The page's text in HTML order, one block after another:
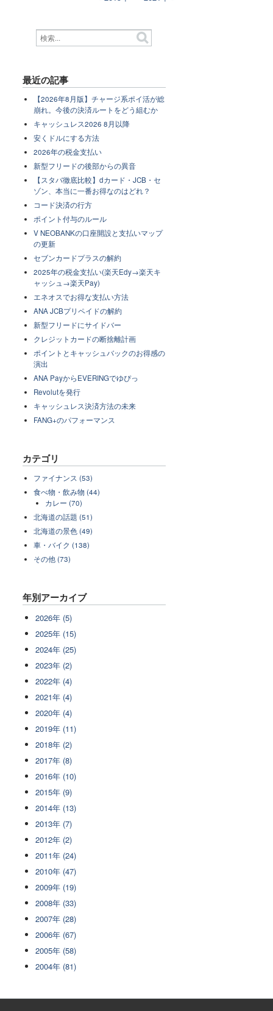
最近の記事
【2026年8月版】チャージ系ポイ活が総
崩れ。今後の決済ルートをどう組むか
キャッシュレス2026 8月以降
安くドルにする方法
2026年の税金支払い
新型フリードの後部からの異音
【スタバ徹底比較】dカード・JCB・セ
ゾン、本当に一番お得なのはどれ？
コード決済の行方
ポイント付与のルール
V NEOBANKの口座開設と支払いマップ
の更新
セブンカードプラスの解約
2025年の税金支払い(楽天Edy→楽天キ
ャッシュ→楽天Pay)
エネオスでお得な支払い方法
ANA JCBプリペイドの解約
新型フリードにサイドバー
クレジットカードの断捨離計画
ポイントとキャッシュバックのお得感の
演出
ANA PayからEVERINGでゆぴっ
Revolutを発行
キャッシュレス決済方法の未来
FANG+のパフォーマンス
カテゴリ
ファイナンス (53)
食べ物・飲み物 (44)
カレー (70)
北海道の話題 (51)
北海道の景色 (49)
車・バイク (138)
その他 (73)
年別アーカイブ
2026年 (5)
2025年 (15)
2024年 (25)
2023年 (2)
2022年 (4)
2021年 (4)
2020年 (4)
2019年 (11)
2018年 (2)
2017年 (8)
2016年 (10)
2015年 (9)
2014年 (13)
2013年 (7)
2012年 (2)
2011年 (24)
2010年 (47)
2009年 (19)
2008年 (33)
2007年 (28)
2006年 (67)
2005年 (58)
2004年 (81)